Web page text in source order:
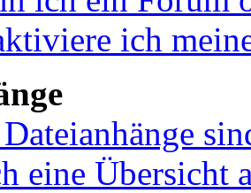
ich
eine Übersicht